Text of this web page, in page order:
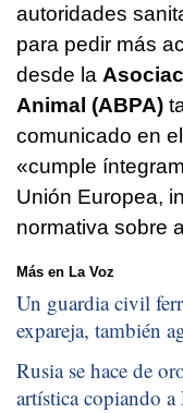
autoridades
para pedir más
desde la
Animal (ABPA)
comunicado en
«cumple
Unión Europea,
normativa sobre
Más en La Voz
Un guardia civil
expareja, también
Rusia se hace de
artística copiando a